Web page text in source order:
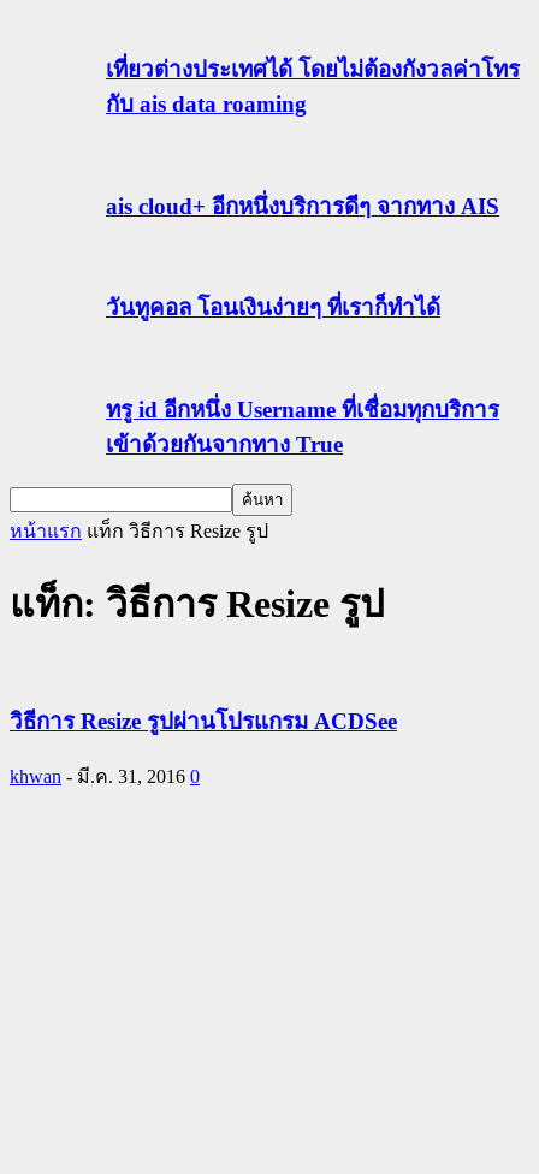
เที่ยวต่างประเทศได้ โดยไม่ต้องกังวลค่าโทร
กับ ais data roaming
ais cloud+ อีกหนึ่งบริการดีๆ จากทาง AIS
วันทูคอล โอนเงินง่ายๆ ที่เราก็ทำได้
ทรู id อีกหนึ่ง Username ที่เชื่อมทุกบริการ
เข้าด้วยกันจากทาง True
หน้าแรก แท็ก วิธีการ Resize รูป
แท็ก: วิธีการ Resize รูป
วิธีการ Resize รูปผ่านโปรแกรม ACDSee
khwan - มี.ค. 31, 2016 0